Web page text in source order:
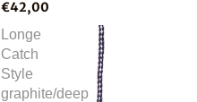
€42,00
Longe
Catch
Style
graphite/deep